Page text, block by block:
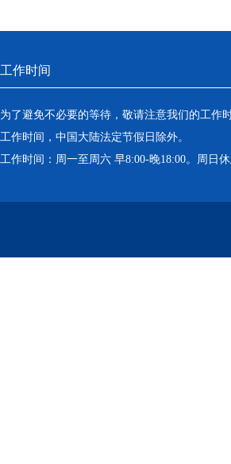
工作时间
为了避免不必要的等待，敬请注意我们的工作
工作时间，中国大陆法定节假日除外。
工作时间：周一至周六 早8:00-晚18:00。周日休